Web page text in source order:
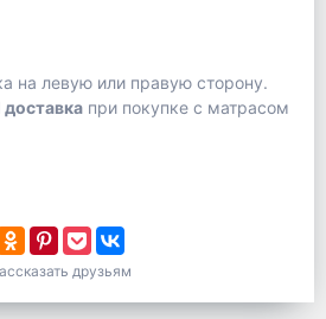
на левую или правую сторону.
при покупке с матрасом
друзьям